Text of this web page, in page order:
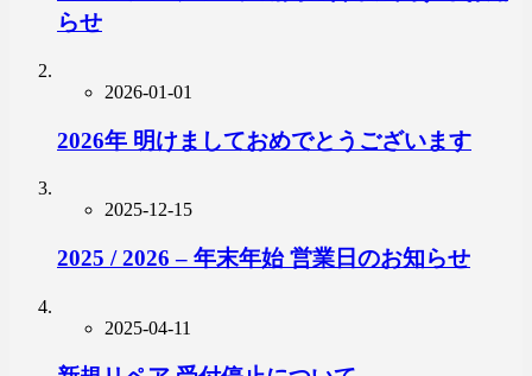
らせ
2026-01-01
2026年 明けましておめでとうございます
2025-12-15
2025 / 2026 – 年末年始 営業日のお知らせ
2025-04-11